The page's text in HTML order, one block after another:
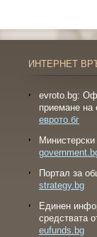
ИНТЕРНЕТ
evroto.bg:
приемане на
еврото.бг
Портал за
strategy.bg
Eдинен
средствата
eufunds.bg